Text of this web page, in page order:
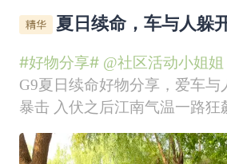
夏日续命，车与人躲
#好物分享# @社区活动小姐姐
G9夏日续命好物分享，爱车与
暴击 入伏之后江南气温一路狂飙，动辄三十五
六度的高温，露天停放的小鹏
烤箱，暴晒过后刚拉开车门，